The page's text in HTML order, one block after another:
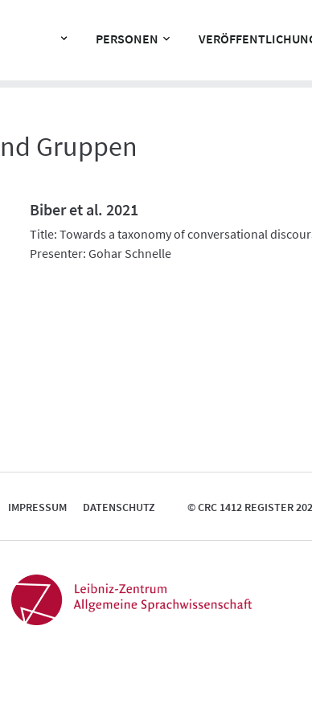
PERSONEN
Gruppen
Biber et al. 2021
Title: Towards a taxonomy of conversational
Presenter: Gohar Schnelle
IMPRESSUM DATENSCHUTZ © CRC 1412 REGISTER